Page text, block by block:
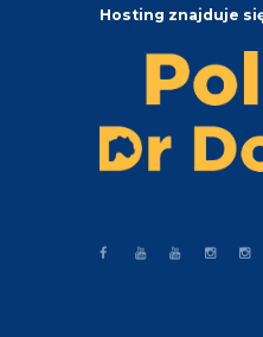
Hosting znajduje